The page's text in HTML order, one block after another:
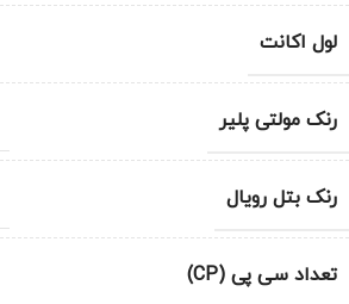
لول اکانت
رنک مولتی پلیر
رنک بتل رویال
تعداد سی پی (CP)